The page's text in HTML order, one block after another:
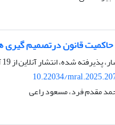
قانون درتصمیم گیری
پذیرفته شده، انتشار آنلاین از19 آبان 1404
10.22034/
مقدم فرد، مسعود راعی